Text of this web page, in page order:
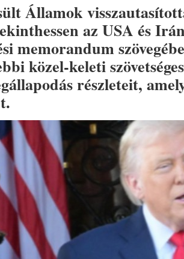
Államok
az USA és
memorandum
közel-keleti
részleteit,